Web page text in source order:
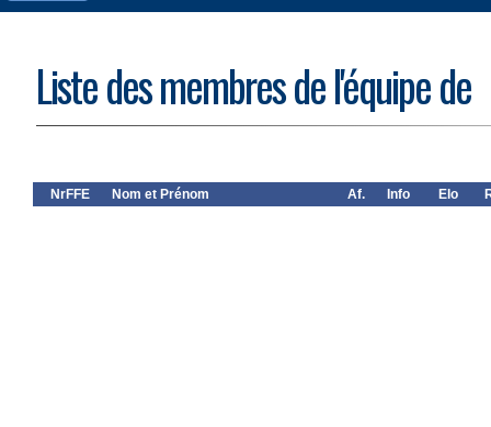
Liste des membres de l'équipe de
NrFFE Nom et Prénom Af. Info Elo